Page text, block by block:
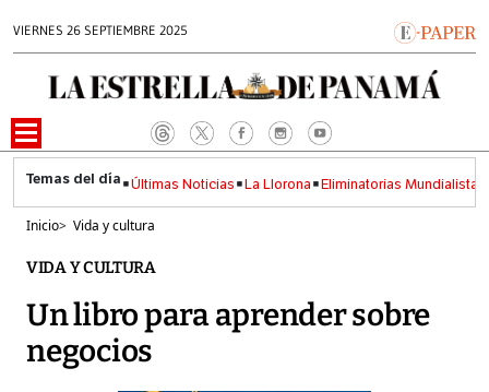
VIERNES 26 SEPTIEMBRE 2025
Últimas Noticias La Llorona Eliminatorias Mundialistas
Inicio> Vida y cultura
VIDA Y CULTURA
Un libro para aprender sobre
negocios